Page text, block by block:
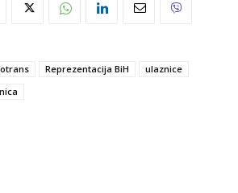
Reprezentacija BiH
ulaznice